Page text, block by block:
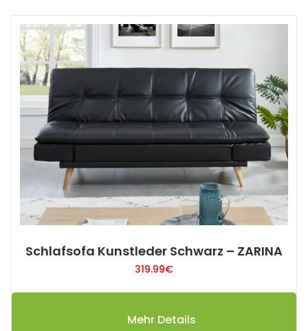
Schlafsofa Kunstleder Schwarz – ZARINA
319.99€
Mehr Details